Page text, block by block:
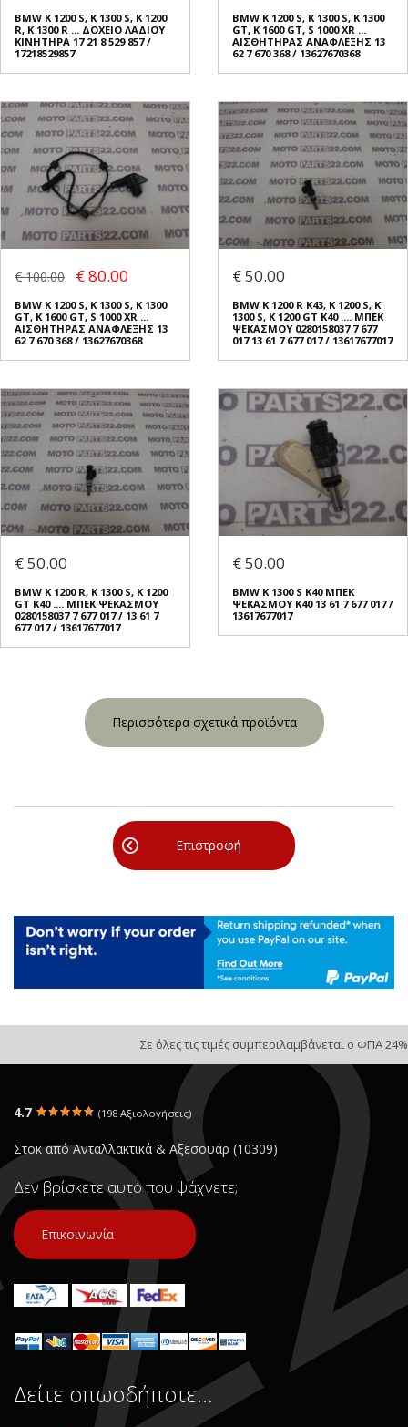
BMW K 1200 S, K 1300 S, K 1200
R, K 1300 R ... ΔΟΧΕΙΟ ΛΑΔΙΟΥ
ΚΙΝΗΤΗΡΑ 17 21 8 529 857 /
17218529857
BMW K 1200 S, K 1300 S, K 1300
GT, K 1600 GT, S 1000 XR ...
ΑΙΣΘΗΤΗΡΑΣ ΑΝΑΦΛΕΞΗΣ 13
62 7 670 368 / 13627670368
€ 100.00 € 80.00
BMW K 1200 S, K 1300 S, K 1300
GT, K 1600 GT, S 1000 XR ...
ΑΙΣΘΗΤΗΡΑΣ ΑΝΑΦΛΕΞΗΣ 13
62 7 670 368 / 13627670368
€ 50.00
BMW K 1200 R K43, K 1200 S, K
1300 S, K 1200 GT K40 .... ΜΠΕΚ
ΨΕΚΑΣΜΟΥ 0280158037 7 677
017 13 61 7 677 017 / 13617677017
€ 50.00
BMW K 1200 R, K 1300 S, K 1200
GT K40 .... ΜΠΕΚ ΨΕΚΑΣΜΟΥ
0280158037 7 677 017 / 13 61 7
677 017 / 13617677017
€ 50.00
BMW K 1300 S Κ40 ΜΠΕΚ
ΨΕΚΑΣΜΟΥ K40 13 61 7 677 017 /
13617677017
Περισσότερα σχετικά προϊόντα
Επιστροφή
Σε όλες τις τιμές συμπεριλαμβάνεται ο ΦΠΑ 24%
4.7 (198 Αξιολογήσεις)
Στοκ από Ανταλλακτικά & Αξεσουάρ (10309)
Δεν βρίσκετε αυτό που ψάχνετε;
Επικοινωνία
Δείτε οπωσδήποτε…